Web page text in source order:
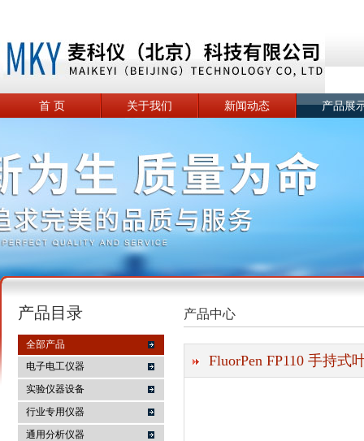
麦科仪（北京）科技有限公司
首 页 关于我们 新闻动态 产品展
产品目录
全部产品
电子电工仪器
实验仪器设备
行业专用仪器
通用分析仪器
产品中心
FluorPen FP110 手持式